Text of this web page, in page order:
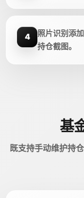
4
照片识别添
持仓截图。
基
既支持手动维护持